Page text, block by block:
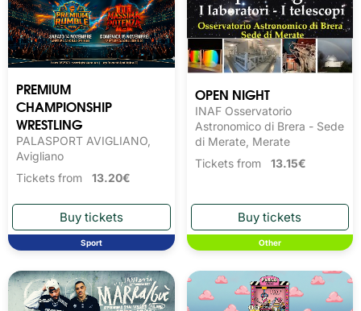
PREMIUM
CHAMPIONSHIP
WRESTLING
PALASPORT AVIGLIANO,
Avigliano
Tickets from 13.20€
Sport
OPEN NIGHT
INAF Osservatorio
Astronomico di Brera - Sede
di Merate, Merate
Tickets from 13.15€
Other